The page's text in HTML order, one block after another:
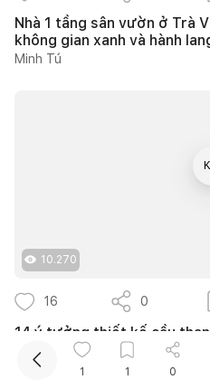
Nhà 1 tầng sân vườn ở Trà
không gian xanh và hành
Minh Tú
10.270
16 0
14 ý tưởng thiết kế cầu
giúp tối ưu diện tích cho nhà
Như Ý 1 1 0